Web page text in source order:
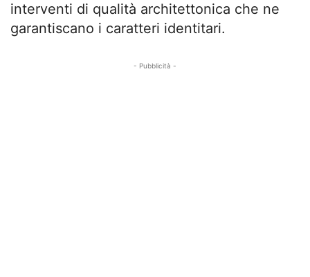
interventi di qualità architettonica che ne
garantiscano i caratteri identitari.
- Pubblicità -